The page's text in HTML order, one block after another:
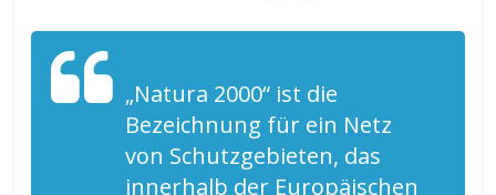
„Natura 2000“ ist die
Bezeichnung für ein Netz
von Schutzgebieten, das
innerhalb der Europäischen